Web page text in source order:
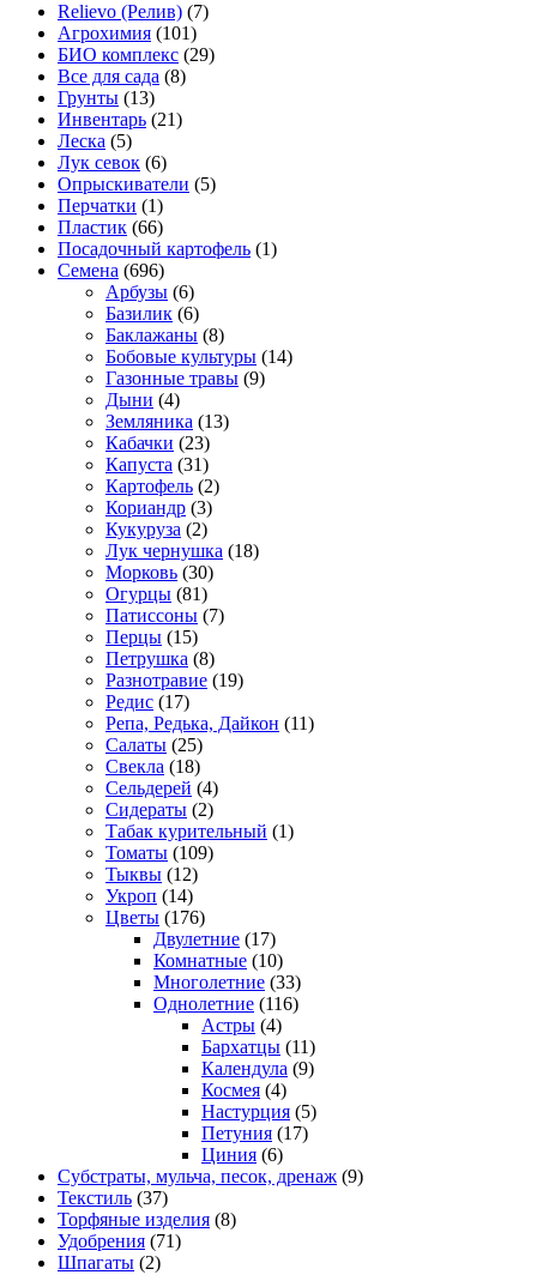
Relievo (Релив) (7)
Агрохимия (101)
БИО комплекс (29)
Все для сада (8)
Грунты (13)
Инвентарь (21)
Леска (5)
Лук севок (6)
Опрыскиватели (5)
Перчатки (1)
Пластик (66)
Посадочный картофель (1)
Семена (696)
Арбузы (6)
Базилик (6)
Баклажаны (8)
Бобовые культуры (14)
Газонные травы (9)
Дыни (4)
Земляника (13)
Кабачки (23)
Капуста (31)
Картофель (2)
Кориандр (3)
Кукуруза (2)
Лук чернушка (18)
Морковь (30)
Огурцы (81)
Патиссоны (7)
Перцы (15)
Петрушка (8)
Разнотравие (19)
Редис (17)
Репа, Редька, Дайкон (11)
Салаты (25)
Свекла (18)
Сельдерей (4)
Сидераты (2)
Табак курительный (1)
Томаты (109)
Тыквы (12)
Укроп (14)
Цветы (176)
Двулетние (17)
Комнатные (10)
Многолетние (33)
Однолетние (116)
Астры (4)
Бархатцы (11)
Календула (9)
Космея (4)
Настурция (5)
Петуния (17)
Циния (6)
Субстраты, мульча, песок, дренаж (9)
Текстиль (37)
Торфяные изделия (8)
Удобрения (71)
Шпагаты (2)